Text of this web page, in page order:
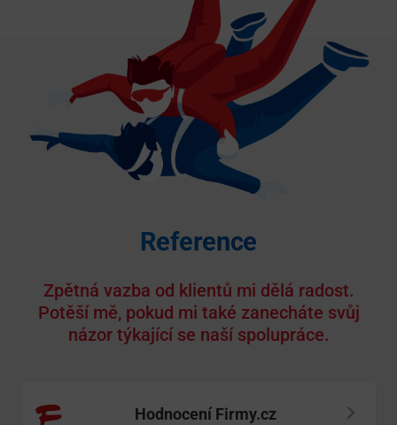
Reference
Zpětná vazba od klientů mi dělá radost.
Potěší mě, pokud mi také zanecháte svůj
názor týkající se naší spolupráce.
Hodnocení Firmy.cz